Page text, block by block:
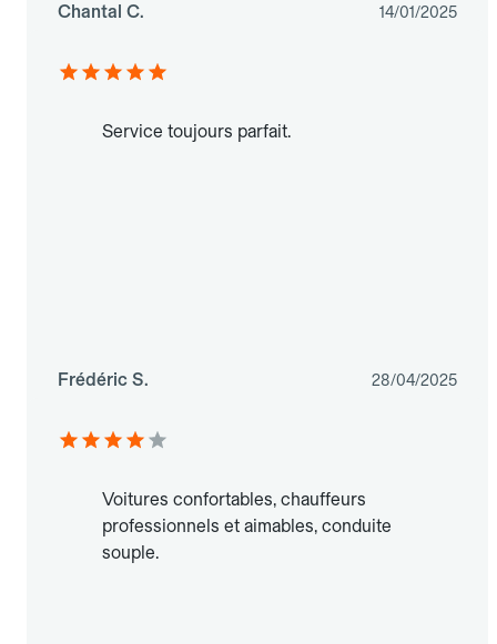
Chantal C. 14/01/2025
Service toujours parfait.
Frédéric S. 28/04/2025
Voitures confortables, chauffeurs
professionnels et aimables, conduite
souple.